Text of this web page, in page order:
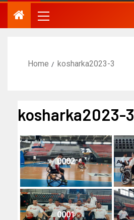
Home kosharka2023-3
kosharka2023-3
0002
0001